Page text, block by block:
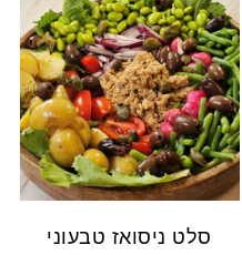
סלט ניסואז טבעוני